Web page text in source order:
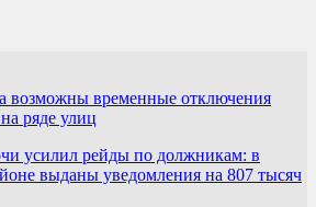
возможны временные отключения
ряде улиц
усилил рейды по должникам: в
выданы уведомления на 807 тысяч